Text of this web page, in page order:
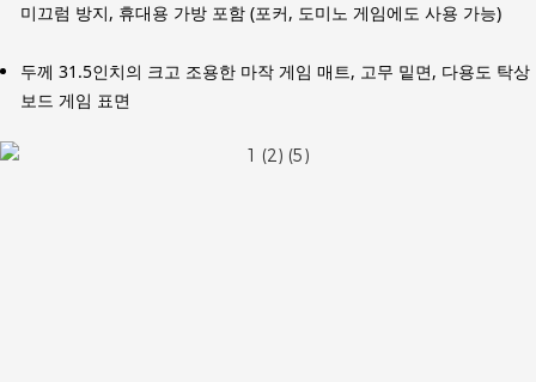
미끄럼 방지, 휴대용 가방 포함 (포커, 도미노 게임에도 사용 가능)
두께 31.5인치의 크고 조용한 마작 게임 매트, 고무 밑면, 다용도 탁상
보드 게임 표면